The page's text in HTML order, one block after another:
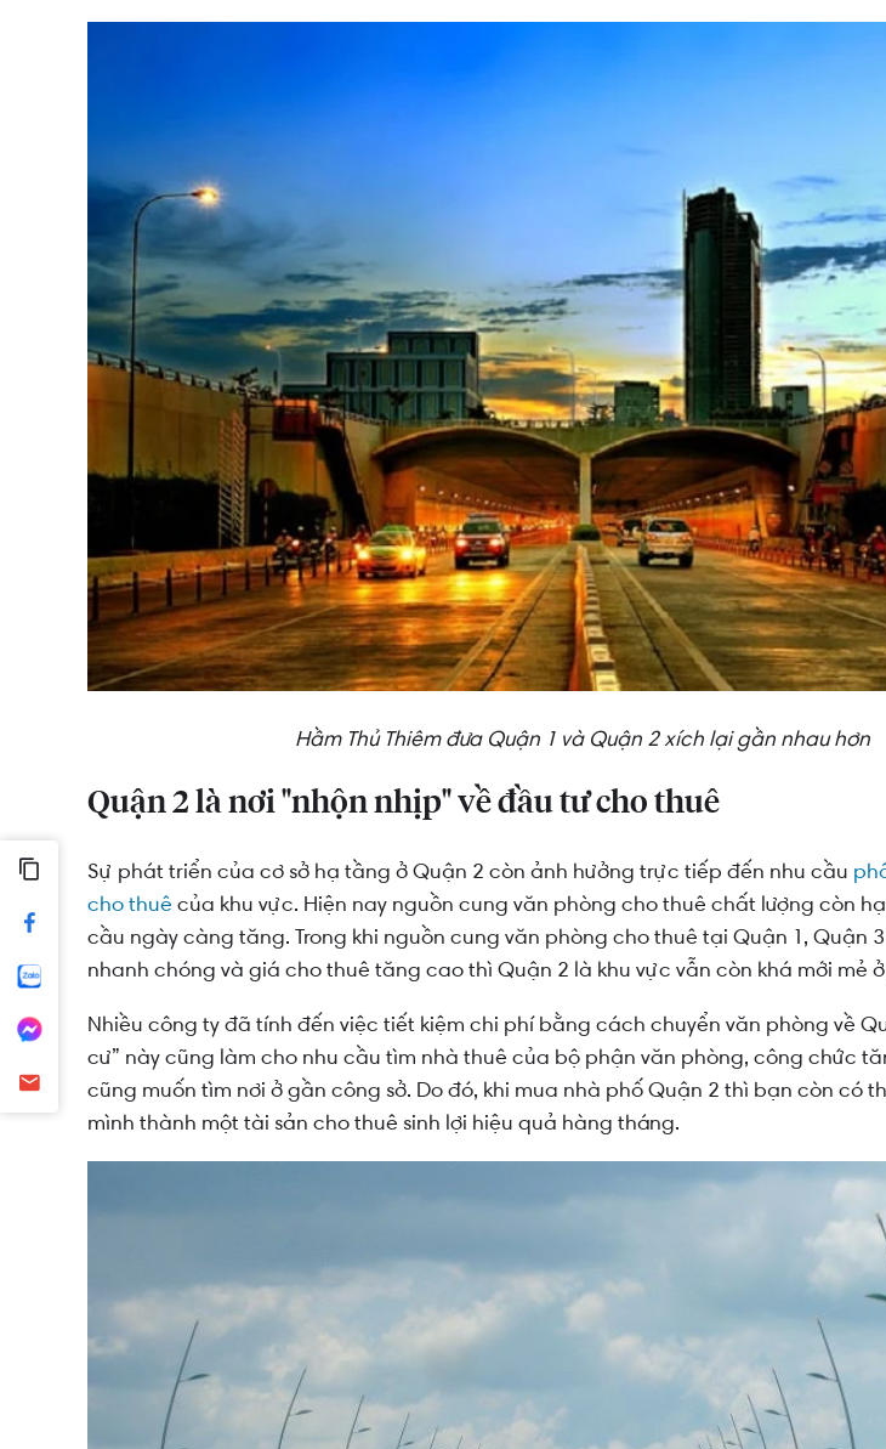
Hầm Thủ Thiêm đưa Quận 1 và Quận 2 xích lại gần nhau hơn
Quận 2 là nơi "nhộn nhịp" về đầu tư cho thuê
Sự phát triển của cơ sở hạ tầng ở Quận 2 còn ảnh hưởng trực tiếp đến nhu cầu
cho thuê của khu vực. Hiện nay nguồn cung văn phòng cho thuê chất lượng còn
cầu ngày càng tăng. Trong khi nguồn cung văn phòng cho thuê tại Quận 1, Quận
nhanh chóng và giá cho thuê tăng cao thì Quận 2 là khu vực vẫn còn khá mới mẻ
Nhiều công ty đã tính đến việc tiết kiệm chi phí bằng cách chuyển văn phòng về
cư” này cũng làm cho nhu cầu tìm nhà thuê của bộ phận văn phòng, công chức
cũng muốn tìm nơi ở gần công sở. Do đó, khi mua nhà phố Quận 2 thì bạn còn có
mình thành một tài sản cho thuê sinh lợi hiệu quả hàng tháng.